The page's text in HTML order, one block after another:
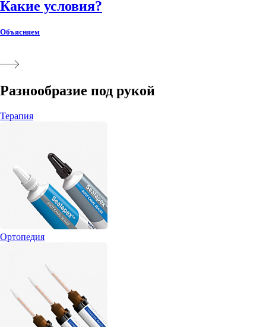
Какие условия?
Объясняем
Разнообразие под рукой
Терапия
Ортопедия